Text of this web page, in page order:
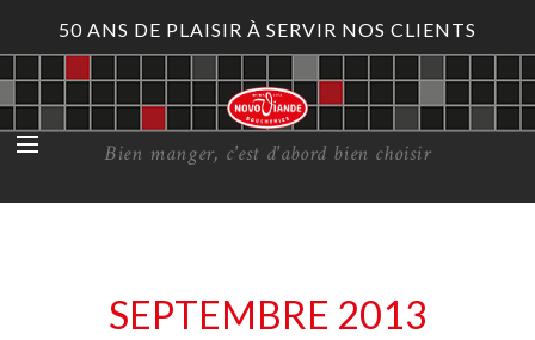
50 ANS DE PLAISIR À SERVIR NOS CLIENTS
Bien manger, c'est d'abord bien choisir
SEPTEMBRE 2013